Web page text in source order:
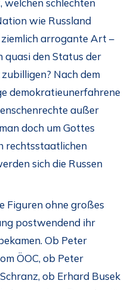
welchen schlechten
wie Russland
arrogante Art –
quasi den Status der
Nach dem
demokratieunerfahrene
außer
doch um Gottes
rechtsstaatlichen
sich die Russen
Figuren ohne großes
postwendend ihr
Ob Peter
ÖOC, ob Peter
ob Erhard Busek